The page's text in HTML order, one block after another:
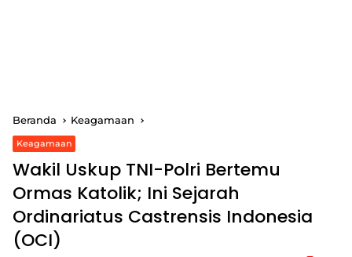
Beranda Keagamaan
Keagamaan
Wakil Uskup TNI-Polri Bertemu
Ormas Katolik; Ini Sejarah
Ordinariatus Castrensis Indonesia
(OCI)